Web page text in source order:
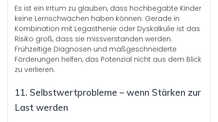
Es ist ein Irrtum zu glauben, dass hochbegabte Kinder
keine Lernschwächen haben können. Gerade in
Kombination mit Legasthenie oder Dyskalkulie ist das
Risiko groß, dass sie missverstanden werden.
Frühzeitige Diagnosen und maßgeschneiderte
Förderungen helfen, das Potenzial nicht aus dem Blick
zu verlieren.
11. Selbstwertprobleme – wenn Stärken zur
Last werden